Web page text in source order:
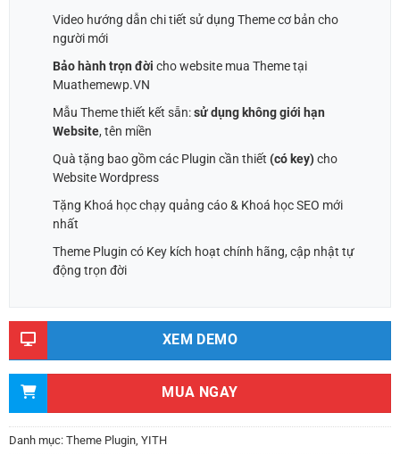
Video hướng dẫn chi tiết sử dụng Theme cơ bản cho
người mới
Bảo hành trọn đời cho website mua Theme tại
Muathemewp.VN
Mẫu Theme thiết kết sẵn:sử dụng không giới hạn
Website, tên miền
Quà tặng bao gồm các Plugin cần thiết (có key)cho
Website Wordpress
Tặng Khoá học chạy quảng cáo & Khoá học SEO mới
nhất
Theme Plugin có Key kích hoạt chính hãng, cập nhật tự
động trọn đời
XEM DEMO
MUA NGAY
Danh mục: Theme Plugin, YITH